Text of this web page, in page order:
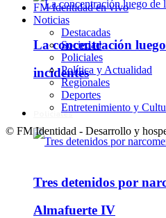
La concentración
incidentes
Policiales
Tres detenidos por
Almafuerte IV
FM Identidad en vivo
Noticias
Destacadas
Sociedad
Policiales
Política y Actualidad
Regionales
Deportes
Entretenimiento y
© FM Identidad - Desarrollo y